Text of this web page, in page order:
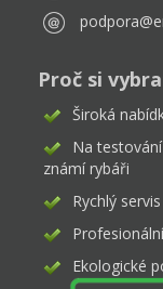
Proč si
Široká
Na
známí rybáři
Rychlý
Ekologické